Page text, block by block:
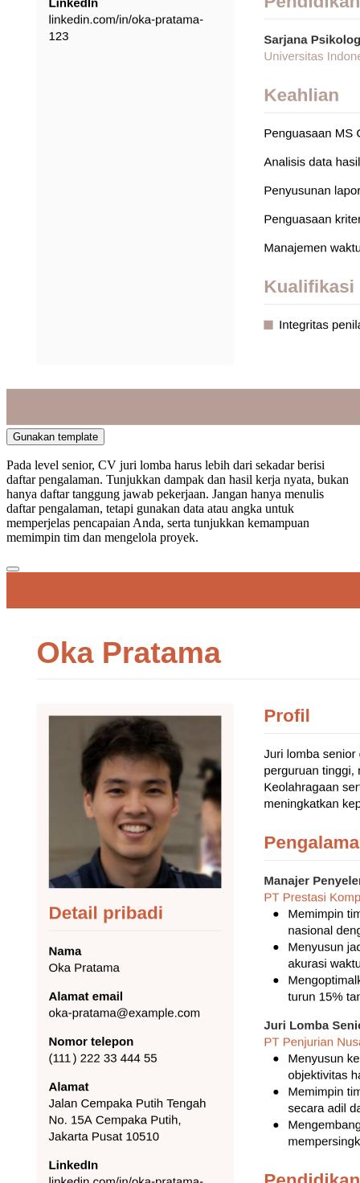
Gunakan template
Pada level senior, CV juri lomba harus lebih dari sekadar berisi
daftar pengalaman. Tunjukkan dampak dan hasil kerja nyata, bukan
hanya daftar tanggung jawab pekerjaan. Jangan hanya menulis
daftar pengalaman, tetapi gunakan data atau angka untuk
memperjelas pencapaian Anda, serta tunjukkan kemampuan
memimpin tim dan mengelola proyek.